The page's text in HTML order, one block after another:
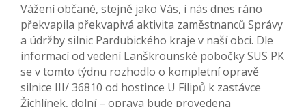
Vážení občané, stejně jako Vás, i nás dnes ráno
překvapila překvapivá aktivita zaměstnanců Správy
a údržby silnic Pardubického kraje v naší obci. Dle
informací od vedení Lanškrounské pobočky SUS PK
se v tomto týdnu rozhodlo o kompletní opravě
silnice III/ 36810 od hostince U Filipů k zastávce
Žichlínek, dolní – oprava bude provedena